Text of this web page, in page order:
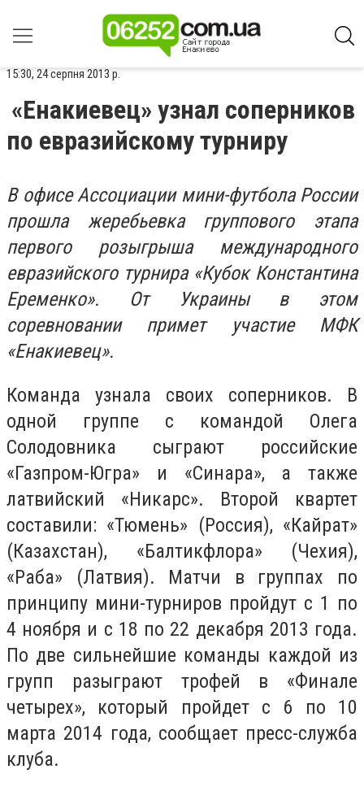
15:30, 24 серпня 2013 р.
«Енакиевец» узнал соперников
по евразийскому турниру
В офисе Ассоциации мини-футбола России
прошла жеребьевка группового этапа
первого розыгрыша международного
евразийского турнира «Кубок Константина
Еременко». От Украины в этом
соревновании примет участие МФК
«Енакиевец».
Команда узнала своих соперников. В
одной группе с командой Олега
Солодовника сыграют российские
«Газпром-Югра» и «Синара», а также
латвийский «Никарс». Второй квартет
составили: «Тюмень» (Россия), «Кайрат»
(Казахстан), «Балтикфлора» (Чехия),
«Раба» (Латвия). Матчи в группах по
принципу мини-турниров пройдут с 1 по
4 ноября и с 18 по 22 декабря 2013 года.
По две сильнейшие команды каждой из
групп разыграют трофей в «Финале
четырех», который пройдет с 6 по 10
марта 2014 года, сообщает пресс-служба
клуба.